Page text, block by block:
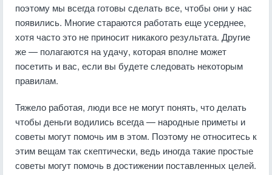
поэтому мы всегда готовы сделать все, чтобы они у нас
появились. Многие стараются работать еще усерднее,
хотя часто это не приносит никакого результата. Другие
же — полагаются на удачу, которая вполне может
посетить и вас, если вы будете следовать некоторым
правилам.
Тяжело работая, люди все не могут понять, что делать
чтобы деньги водились всегда — народные приметы и
советы могут помочь им в этом. Поэтому не относитесь к
этим вещам так скептически, ведь иногда такие простые
советы могут помочь в достижении поставленных целей.